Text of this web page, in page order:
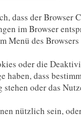
dass der Browser
im Browser
Menü des
oder die
haben, dass
oder das
nützlich sein,